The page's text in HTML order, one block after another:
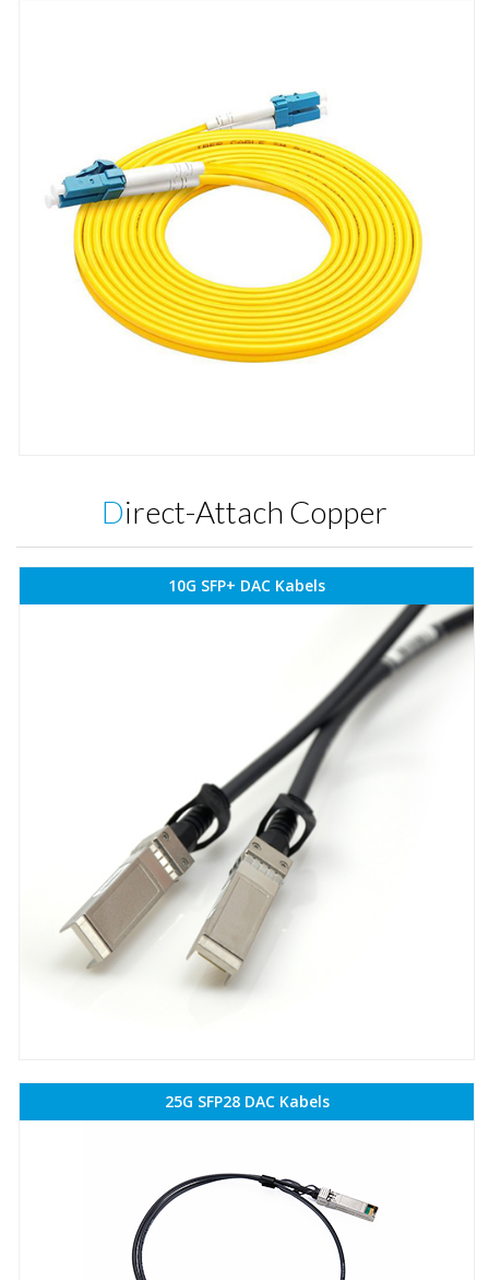
Direct-Attach Copper
10G SFP+ DAC Kabels
25G SFP28 DAC Kabels